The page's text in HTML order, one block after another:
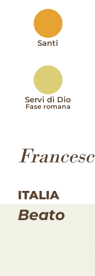
Santi
Servi di Dio
Fase romana
ITALIA
Beato